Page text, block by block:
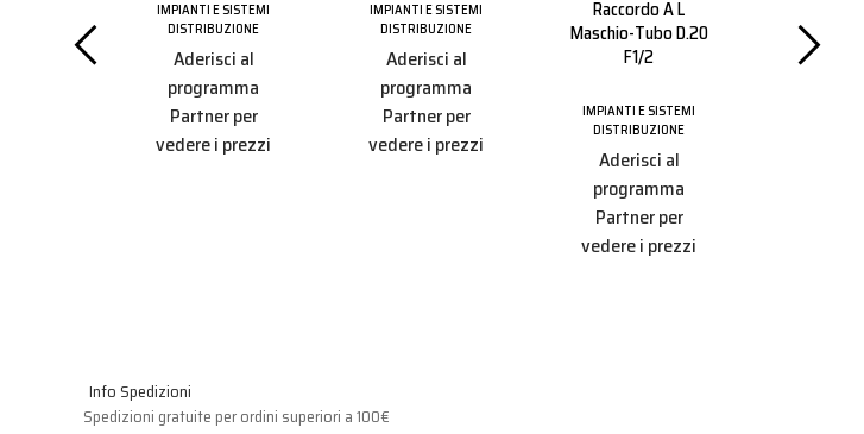
IMPIANTI E SISTEMI
DISTRIBUZIONE
Aderisci al
programma
Partner per
vedere i prezzi
IMPIANTI E SISTEMI
DISTRIBUZIONE
Aderisci al
programma
Partner per
vedere i prezzi
Raccordo A L
Maschio-Tubo D.20
F1/2
IMPIANTI E SISTEMI
DISTRIBUZIONE
Aderisci al
programma
Partner per
vedere i prezzi
Info Spedizioni
Spedizioni gratuite per ordini superiori a 100€